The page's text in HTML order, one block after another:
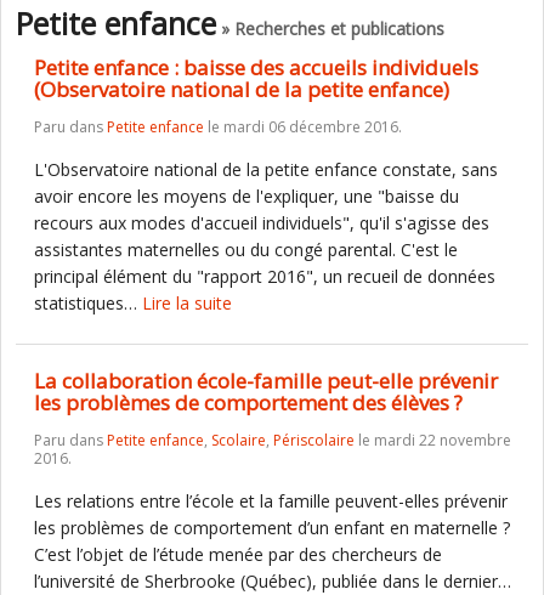
Petite enfance» Recherches et publications
Petite enfance : baisse des accueils individuels
(Observatoire national de la petite enfance)
Paru dansPetite enfance le mardi 06 décembre 2016.
L'Observatoire national de la petite enfance constate, sans
avoir encore les moyens de l'expliquer, une "baisse du
recours aux modes d'accueil individuels", qu'il s'agisse des
assistantes maternelles ou du congé parental. C'est le
principal élément du "rapport 2016", un recueil de données
statistiques… Lire la suite
La collaboration école-famille peut-elle prévenir
les problèmes de comportement des élèves ?
Paru dansPetite enfance, Scolaire, Périscolaire le mardi 22 novembre
2016.
Les relations entre l’école et la famille peuvent-elles prévenir
les problèmes de comportement d’un enfant en maternelle ?
C’est l’objet de l’étude menée par des chercheurs de
l’université de Sherbrooke (Québec), publiée dans le dernier…